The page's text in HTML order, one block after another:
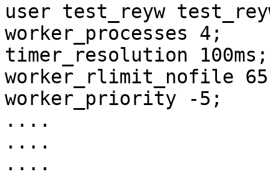
user test_reyw
worker_processes 4;
timer_resolution 100ms;
worker_rlimit_nofile
worker_priority -5;
....
....
....